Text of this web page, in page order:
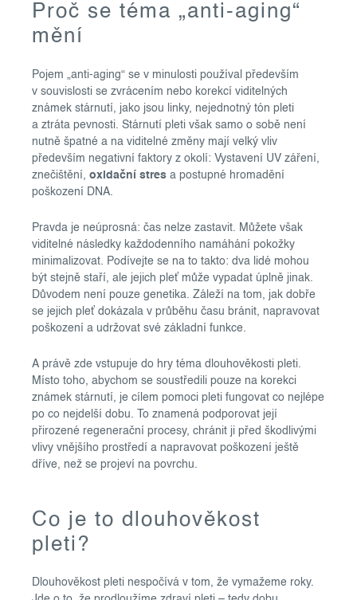
Proč se téma „anti-aging“
mění
Pojem „anti-aging“ se v minulosti používal především
v souvislosti se zvrácením nebo korekcí viditelných
známek stárnutí, jako jsou linky, nejednotný tón pleti
a ztráta pevnosti. Stárnutí pleti však samo o sobě není
nutně špatné a na viditelné změny mají velký vliv
především negativní faktory z okolí: Vystavení UV záření,
znečištění, oxidační stres a postupné hromadění
poškození DNA.
Pravda je neúprosná: čas nelze zastavit. Můžete však
viditelné následky každodenního namáhání pokožky
minimalizovat. Podívejte se na to takto: dva lidé mohou
být stejně staří, ale jejich pleť může vypadat úplně jinak.
Důvodem není pouze genetika. Záleží na tom, jak dobře
se jejich pleť dokázala v průběhu času bránit, napravovat
poškození a udržovat své základní funkce.
A právě zde vstupuje do hry téma dlouhověkosti pleti.
Místo toho, abychom se soustředili pouze na korekci
známek stárnutí, je cílem pomoci pleti fungovat co nejlépe
po co nejdelší dobu. To znamená podporovat její
přirozené regenerační procesy, chránit ji před škodlivými
vlivy vnějšího prostředí a napravovat poškození ještě
dříve, než se projeví na povrchu.
Co je to dlouhověkost
pleti?
Dlouhověkost pleti nespočívá v tom, že vymažeme roky.